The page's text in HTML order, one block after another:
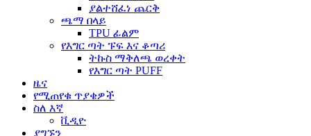
ያልተሸፈነ ጨርቅ
ጫማ በላይ
TPU ፊልም
የእግር ጣት ፑፍ እና ቆጣሪ
ትኩስ ማቅለጫ ወረቀት
የእግር ጣት PUFF
ዜና
የሚጠየቁ ጥያቄዎች
ስለ እኛ
ቪዲዮ
ያግኙን